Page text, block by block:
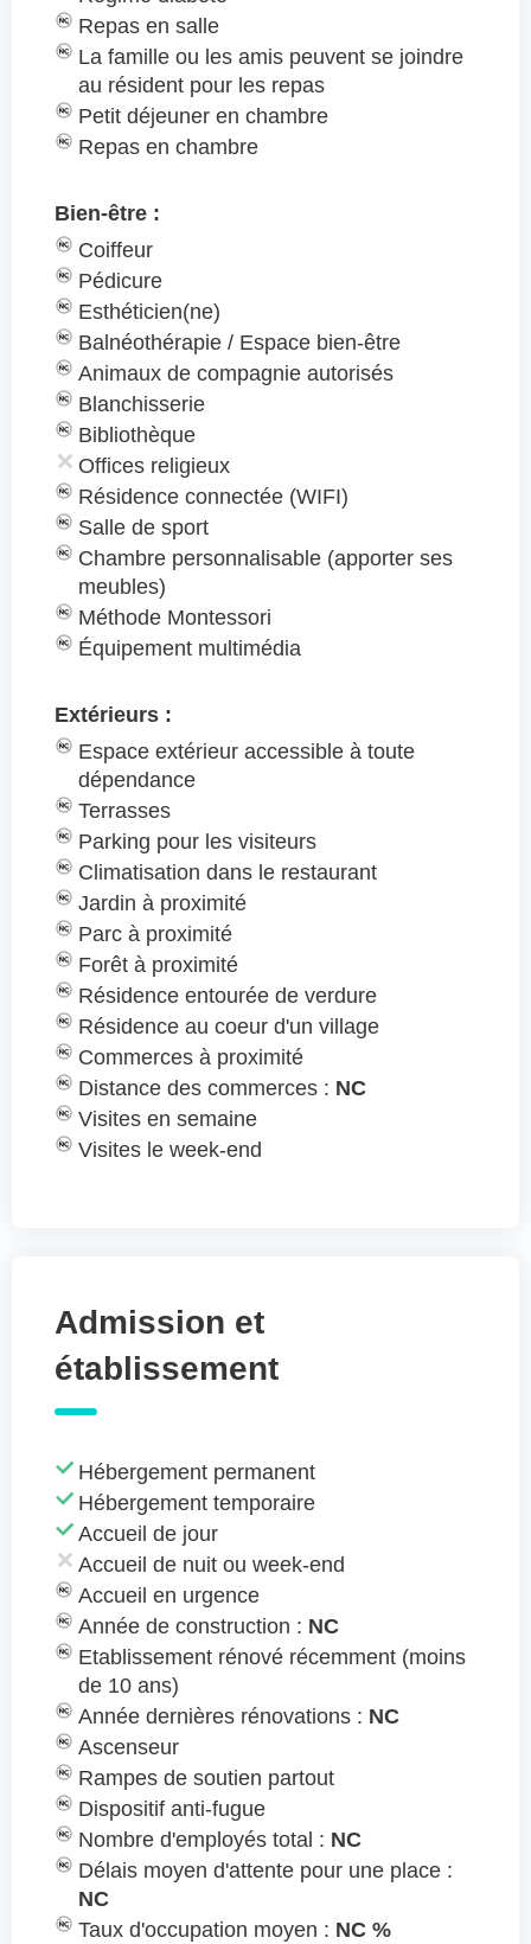
Repas en salle
La famille ou les amis peuvent se joindre
au résident pour les repas
Petit déjeuner en chambre
Repas en chambre
Bien-être :
Coiffeur
Pédicure
Esthéticien(ne)
Balnéothérapie / Espace bien-être
Animaux de compagnie autorisés
Blanchisserie
Bibliothèque
Offices religieux
Résidence connectée (WIFI)
Salle de sport
Chambre personnalisable (apporter ses
meubles)
Méthode Montessori
Équipement multimédia
Extérieurs :
Espace extérieur accessible à toute
dépendance
Terrasses
Parking pour les visiteurs
Climatisation dans le restaurant
Jardin à proximité
Parc à proximité
Forêt à proximité
Résidence entourée de verdure
Résidence au coeur d'un village
Commerces à proximité
Distance des commerces : NC
Visites en semaine
Visites le week-end
Admission et
établissement
Hébergement permanent
Hébergement temporaire
Accueil de jour
Accueil de nuit ou week-end
Accueil en urgence
Année de construction : NC
Etablissement rénové récemment (moins
de 10 ans)
Année dernières rénovations : NC
Ascenseur
Rampes de soutien partout
Dispositif anti-fugue
Nombre d'employés total : NC
Délais moyen d'attente pour une place :
NC
Taux d'occupation moyen : NC %